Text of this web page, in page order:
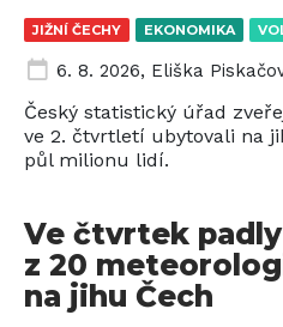
JIŽNÍ ČECHY EKONOMIKA
6. 8. 2026, Eliška
Český statistický úřad
ve 2. čtvrtletí ubytovali na
půl milionu lidí.
Ve čtvrtek
z 20
na jihu Čech